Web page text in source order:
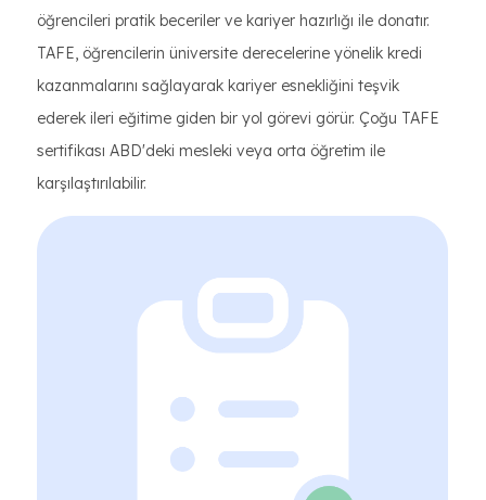
öğrencileri pratik beceriler ve kariyer hazırlığı ile donatır.
TAFE, öğrencilerin üniversite derecelerine yönelik kredi
kazanmalarını sağlayarak kariyer esnekliğini teşvik
ederek ileri eğitime giden bir yol görevi görür. Çoğu TAFE
sertifikası ABD'deki mesleki veya orta öğretim ile
karşılaştırılabilir.